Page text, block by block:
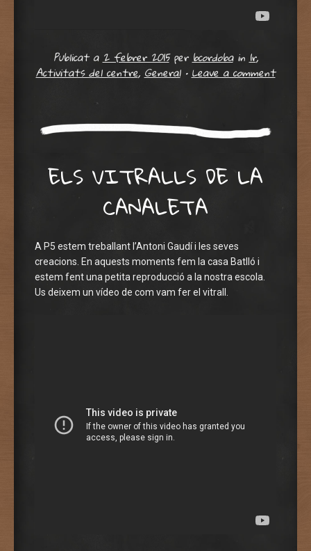
Publicat a2 febrer 2015perbcordoba in1r,
Activitats del centre,General •Leave a comment
ELS VITRALLS DE LA
CANALETA
A P5 estem treballant l’Antoni Gaudí i les seves
creacions. En aquests moments fem la casa Batlló i
estem fent una petita reproducció a la nostra escola.
Us deixem un vídeo de com vam fer el vitrall.